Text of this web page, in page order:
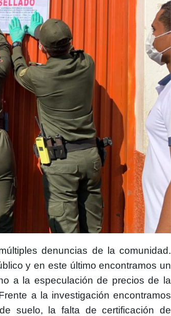
denuncias de la comunidad.
y en este último encontramos un
a la especulación de precios de la
a la investigación encontramos
suelo, la falta de certificación de